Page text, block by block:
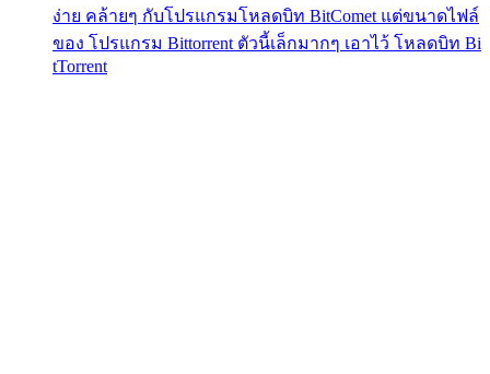
ง่าย คล้ายๆ กับโปรแกรมโหลดบิท BitComet แต่ขนาดไฟล์
ของ โปรแกรม Bittorrent ตัวนี้เล็กมากๆ เอาไว้ โหลดบิท Bi
tTorrent